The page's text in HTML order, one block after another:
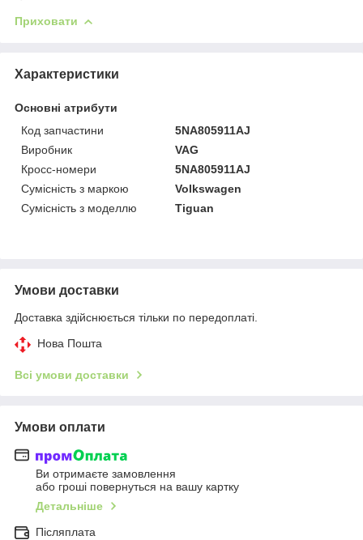
Приховати
Характеристики
Основні атрибути
Код запчастини
5NA805911AJ
Виробник
VAG
Кросс-номери
5NA805911AJ
Сумісність з маркою
Volkswagen
Сумісність з моделлю
Tiguan
Умови доставки
Доставка здійснюється тільки по передоплаті.
Нова Пошта
Всі умови доставки
Умови оплати
Ви отримаєте замовлення
або гроші повернуться на вашу картку
Детальніше
Післяплата